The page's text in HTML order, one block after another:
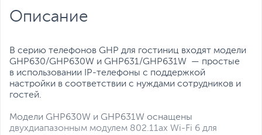
Описание
В серию телефонов GHP для гостиниц входят модели
GHP630/GHP630W и GHP631/GHP631W — простые
в использовании IP-телефоны с поддержкой
настройки в соответствии с нуждами сотрудников и
гостей.
Модели GHP630W и GHP631W оснащены
двухдиапазонным модулем 802.11ax Wi-Fi 6 для